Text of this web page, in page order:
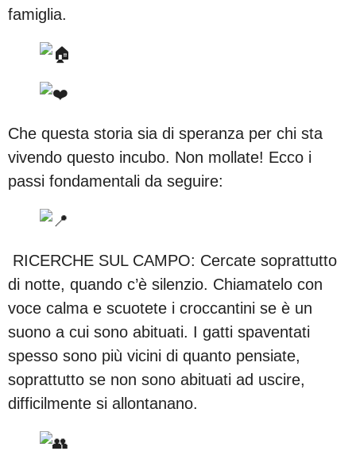
famiglia.
Che questa storia sia di speranza per chi sta
vivendo questo incubo. Non mollate! Ecco i
passi fondamentali da seguire:
RICERCHE SUL CAMPO: Cercate soprattutto
di notte, quando c’è silenzio. Chiamatelo con
voce calma e scuotete i croccantini se è un
suono a cui sono abituati. I gatti spaventati
spesso sono più vicini di quanto pensiate,
soprattutto se non sono abituati ad uscire,
difficilmente si allontanano.